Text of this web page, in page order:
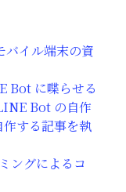
イル端末の資
Bot に喋らせる
Bot の自作
する記事を執
ングによるコ